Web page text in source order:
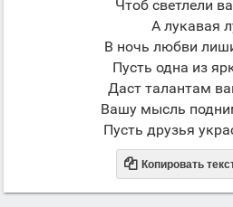
Чтоб светлели
А лукавая
В ночь любви
Пусть одна из
Даст талантам
Вашу мысль
Пусть друзья
 Копировать